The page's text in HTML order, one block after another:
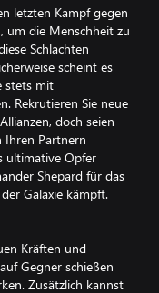
letzten Kampf gegen
um die Menschheit zu
Schlachten
scheint es
stets mit
Rekrutieren Sie neue
doch seien
Ihren Partnern
ultimative Opfer
Shepard für das
Galaxie kämpft.
Kräften und
Gegner schießen
Zusätzlich kannst